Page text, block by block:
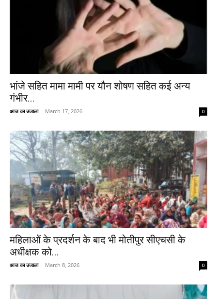
भांजे सहित मामा मामी पर यौन शोषण सहित कई अन्य
गंभीर...
आज का उजाला - March 17, 2026 0
महिलाओं के प्रदर्शन के बाद भी मोतीपुर सीएचसी के
अधीक्षक को...
आज का उजाला - March 8, 2026 0